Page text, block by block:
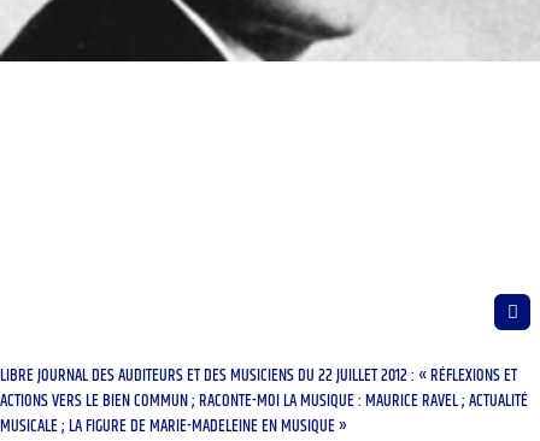
LIBRE JOURNAL DES AUDITEURS ET DES MUSICIENS DU 22 JUILLET 2012 : « RÉFLEXIONS ET
ACTIONS VERS LE BIEN COMMUN ; RACONTE-MOI LA MUSIQUE : MAURICE RAVEL ; ACTUALITÉ
MUSICALE ; LA FIGURE DE MARIE-MADELEINE EN MUSIQUE »